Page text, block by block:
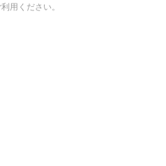
用ください。